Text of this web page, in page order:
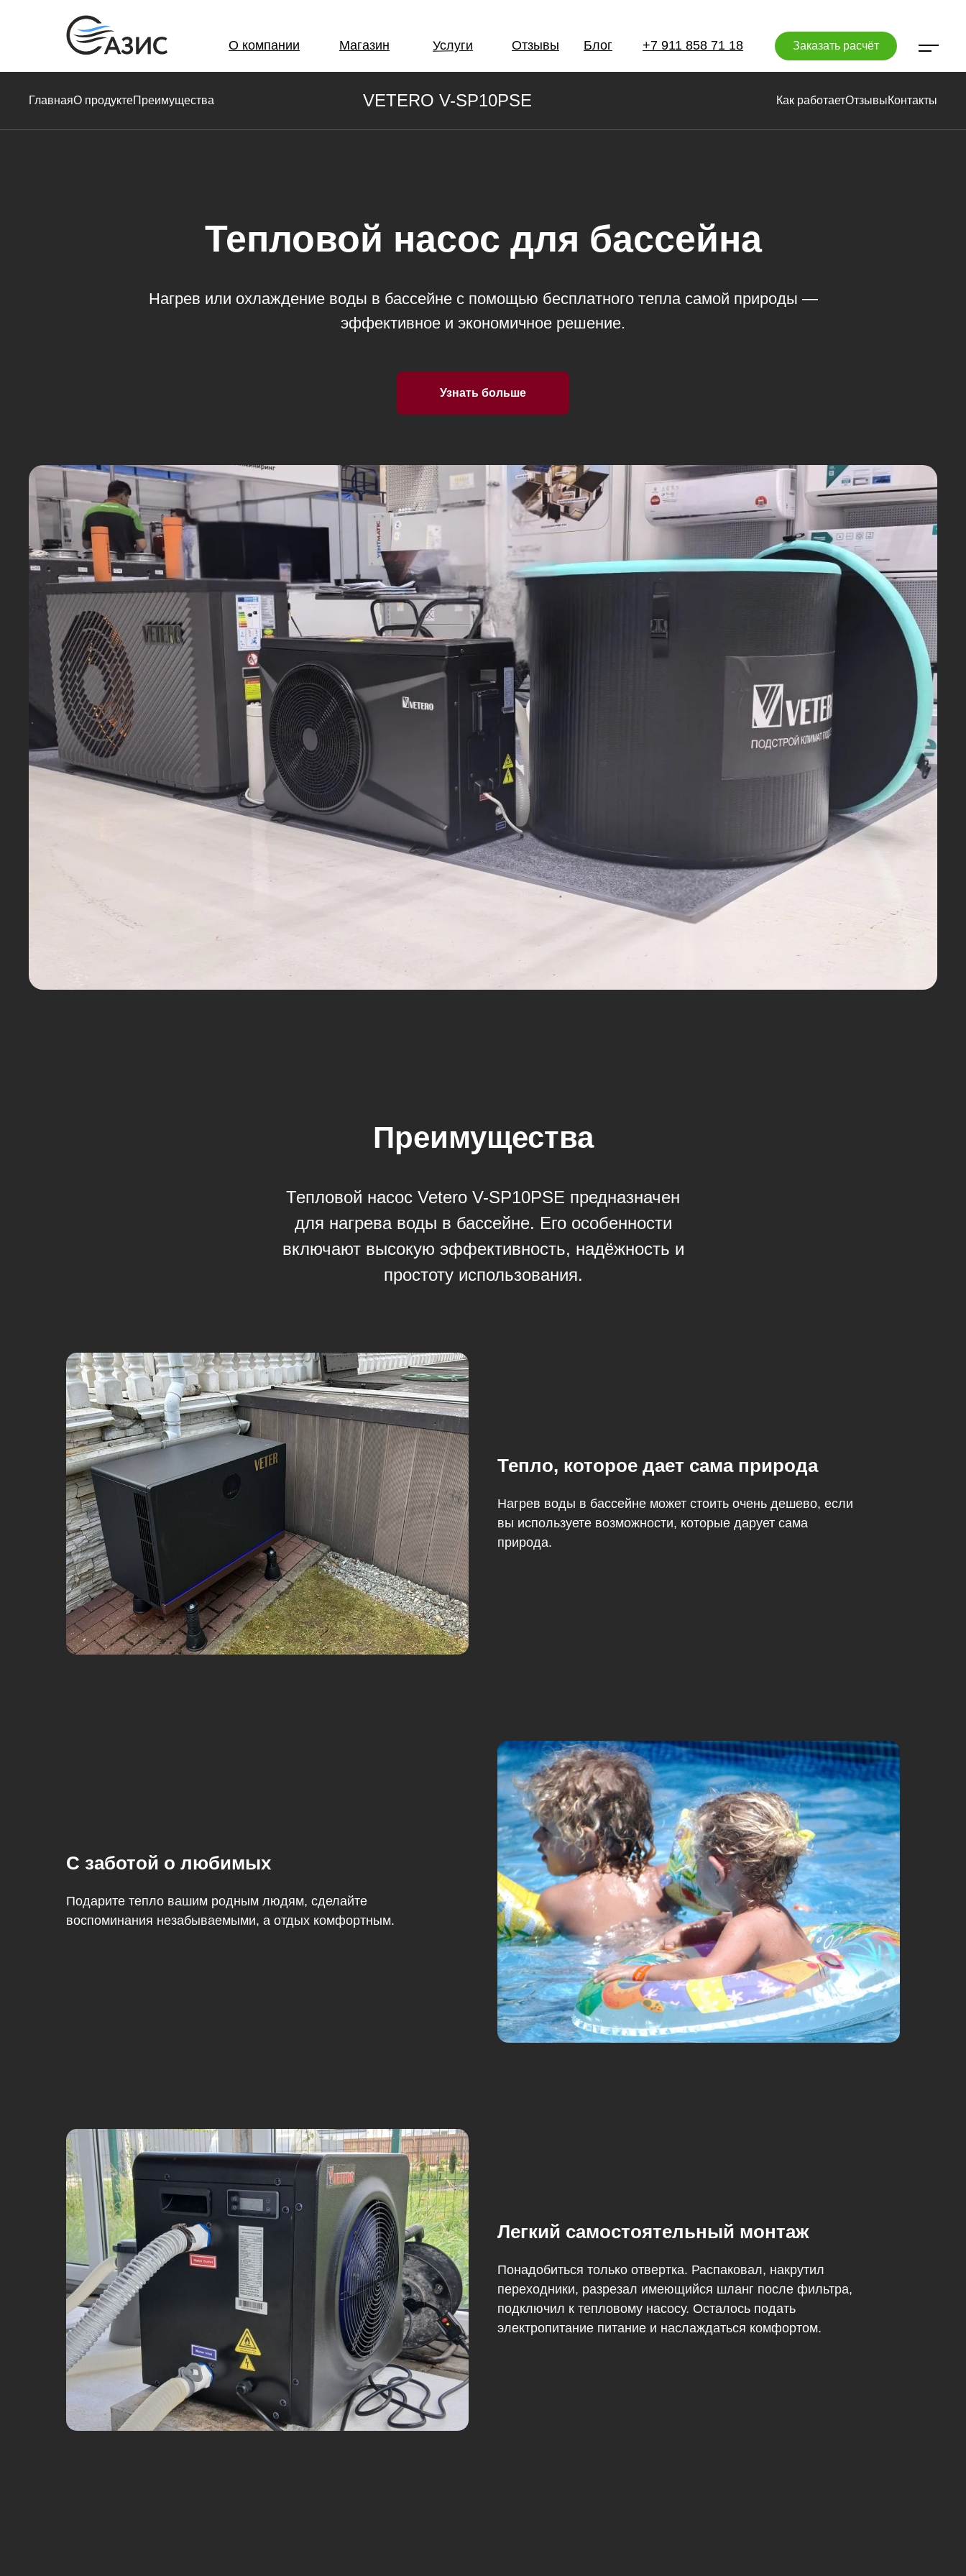
Услуги
О компании +7 911 858 71 18 Заказать расчёт
Отзывы
Магазин Блог
ГлавнаяО продуктеПреимущества VETERO V-SP10PSE Как работаетОтзывыКонтакты
Тепловой насос для бассейна
Нагрев или охлаждение воды в бассейне с помощью бесплатного тепла самой природы —
эффективное и экономичное решение.
Узнать больше
Преимущества
Тепловой насос Vetero V-SP10PSE предназначен
для нагрева воды в бассейне. Его особенности
включают высокую эффективность, надёжность и
простоту использования.
Тепло, которое дает сама природа
Нагрев воды в бассейне может стоить очень дешево, если
вы используете возможности, которые дарует сама
природа.
С заботой о любимых
Подарите тепло вашим родным людям, сделайте
воспоминания незабываемыми, а отдых комфортным.
Легкий самостоятельный монтаж
Понадобиться только отвертка. Распаковал, накрутил
переходники, разрезал имеющийся шланг после фильтра,
подключил к тепловому насосу. Осталось подать
электропитание питание и наслаждаться комфортом.